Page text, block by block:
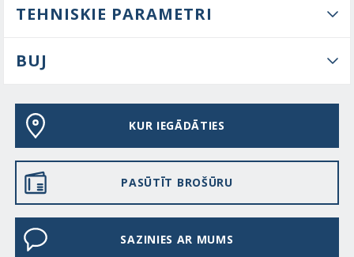
TEHNISKIE PARAMETRI
BUJ
KUR IEGĀDĀTIES
PASŪTĪT BROŠŪRU
SAZINIES AR MUMS